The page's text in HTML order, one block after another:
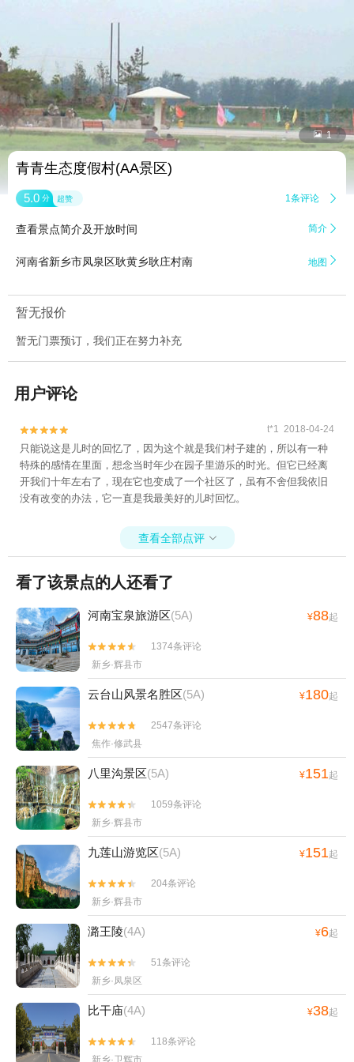
 1
青青生态度假村(AA景区)
5.0 分 超赞 1条评论 
查看景点简介及开放时间 简介 
河南省新乡市凤泉区耿黄乡耿庄村南 地图 
暂无报价
暂无门票预订，我们正在努力补充
用户评论

 t*1 2018-04-24
只能说这是儿时的回忆了，因为这个就是我们村子建的，所以有一种
特殊的感情在里面，想念当时年少在园子里游乐的时光。但它已经离
开我们十年左右了，现在它也变成了一个社区了，虽有不舍但我依旧
没有改变的办法，它一直是我最美好的儿时回忆。
查看全部点评 
看了该景点的人还看了
河南宝泉旅游区(5A) ¥88起


1374条评论
新乡·辉县市
云台山风景名胜区(5A) ¥180起


2547条评论
焦作·修武县
八里沟景区(5A) ¥151起


1059条评论
新乡·辉县市
九莲山游览区(5A) ¥151起


204条评论
新乡·辉县市
潞王陵(4A) ¥6起


51条评论
新乡·凤泉区
比干庙(4A) ¥38起


118条评论